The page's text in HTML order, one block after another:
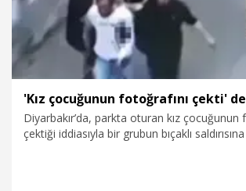
Diyarbakır’da, parkta oturan kız çocuğunun
çektiği iddiasıyla bir grubun bıçaklı